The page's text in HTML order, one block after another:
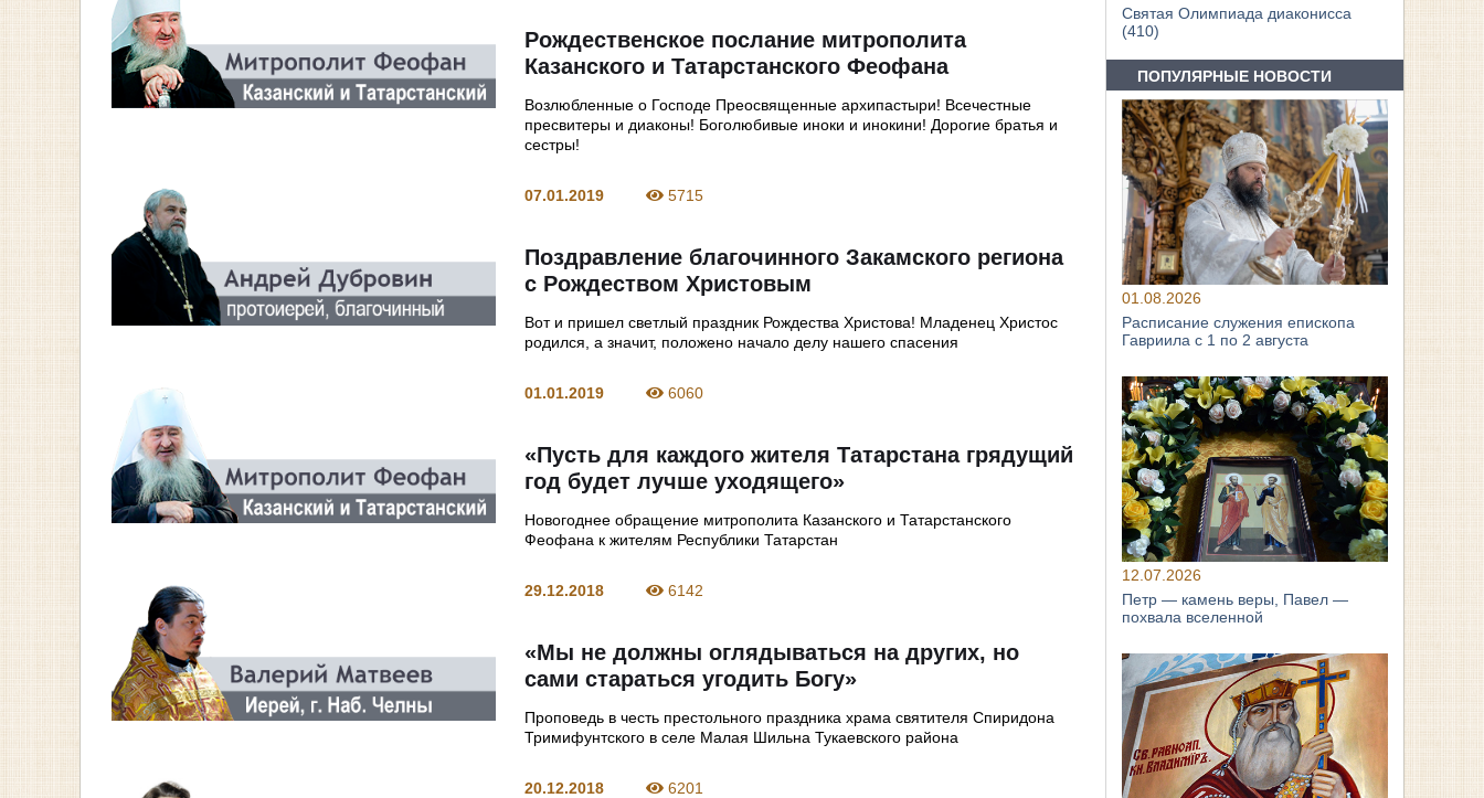
Рождественское послание митрополита
Казанского и Татарстанского Феофана
Возлюбленные о Господе Преосвященные архипастыри! Всечестные
пресвитеры и диаконы! Боголюбивые иноки и инокини! Дорогие братья и
сестры!
07.01.2019 5715
Поздравление благочинного Закамского региона
с Рождеством Христовым
Вот и пришел светлый праздник Рождества Христова! Младенец Христос
родился, а значит, положено начало делу нашего спасения
01.01.2019 6060
«Пусть для каждого жителя Татарстана грядущий
год будет лучше уходящего»
Новогоднее обращение митрополита Казанского и Татарстанского
Феофана к жителям Республики Татарстан
29.12.2018 6142
«Мы не должны оглядываться на других, но
сами стараться угодить Богу»
Проповедь в честь престольного праздника храма святителя Спиридона
Тримифунтского в селе Малая Шильна Тукаевского района
20.12.2018 6201
Святая Олимпиада диаконисса
(410)
ПОПУЛЯРНЫЕ НОВОСТИ
01.08.2026
Расписание служения епископа
Гавриила с 1 по 2 августа
12.07.2026
Петр — камень веры, Павел —
похвала вселенной